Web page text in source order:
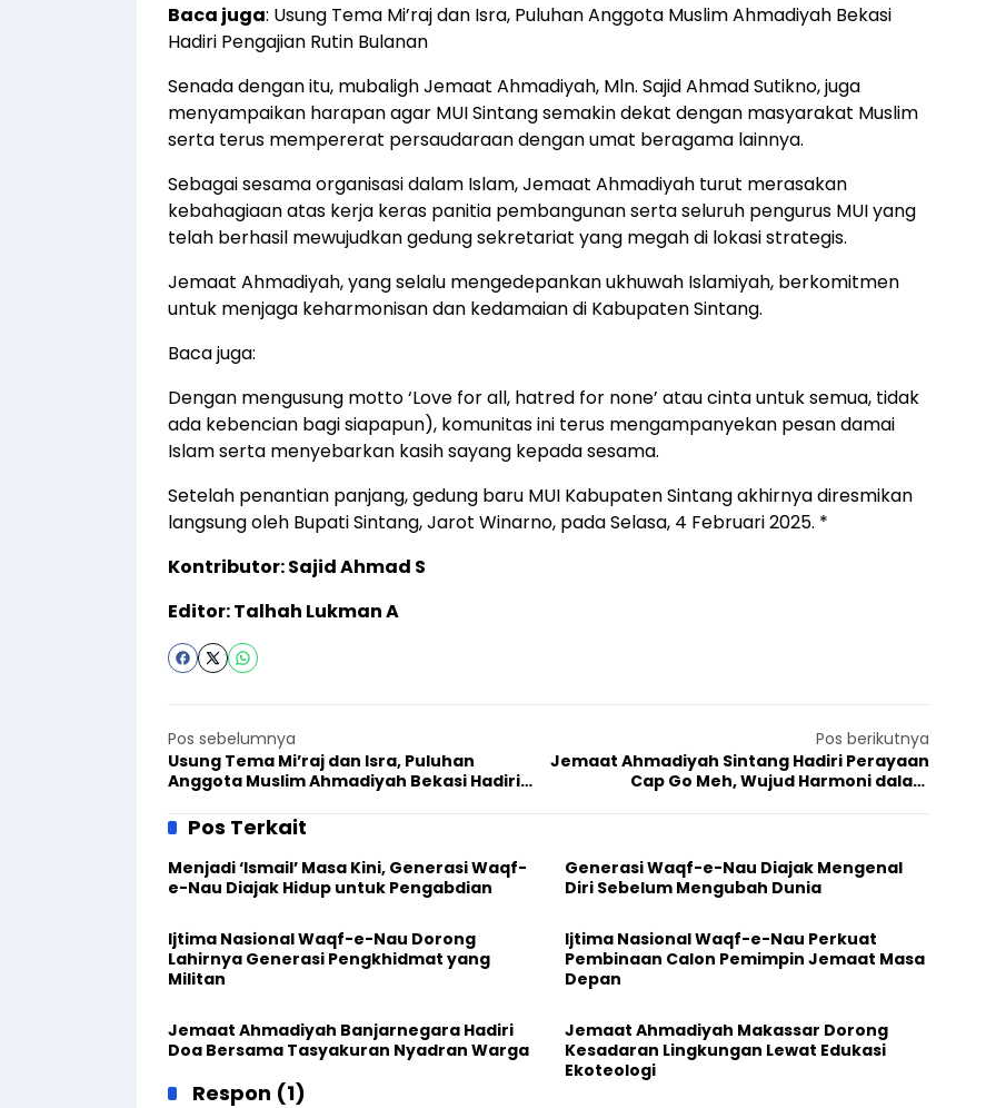
Baca juga: Usung Tema Mi’raj dan Isra, Puluhan Anggota Muslim Ahmadiyah Bekasi
Hadiri Pengajian Rutin Bulanan
Senada dengan itu, mubaligh Jemaat Ahmadiyah, Mln. Sajid Ahmad Sutikno, juga
menyampaikan harapan agar MUI Sintang semakin dekat dengan masyarakat Muslim
serta terus mempererat persaudaraan dengan umat beragama lainnya.
Sebagai sesama organisasi dalam Islam, Jemaat Ahmadiyah turut merasakan
kebahagiaan atas kerja keras panitia pembangunan serta seluruh pengurus MUI yang
telah berhasil mewujudkan gedung sekretariat yang megah di lokasi strategis.
Jemaat Ahmadiyah, yang selalu mengedepankan ukhuwah Islamiyah, berkomitmen
untuk menjaga keharmonisan dan kedamaian di Kabupaten Sintang.
Baca juga:
Dengan mengusung motto ‘Love for all, hatred for none’ atau cinta untuk semua, tidak
ada kebencian bagi siapapun), komunitas ini terus mengampanyekan pesan damai
Islam serta menyebarkan kasih sayang kepada sesama.
Setelah penantian panjang, gedung baru MUI Kabupaten Sintang akhirnya diresmikan
langsung oleh Bupati Sintang, Jarot Winarno, pada Selasa, 4 Februari 2025. *
Kontributor: Sajid Ahmad S
Editor: Talhah Lukman A
Pos sebelumnya
Usung Tema Mi’raj dan Isra, Puluhan
Anggota Muslim Ahmadiyah Bekasi Hadiri
Pos berikutnya
Jemaat Ahmadiyah Sintang Hadiri Perayaan
Cap Go Meh, Wujud Harmoni dalam
Pos Terkait
Menjadi ‘Ismail’ Masa Kini, Generasi Waqf-
e-Nau Diajak Hidup untuk Pengabdian
Generasi Waqf-e-Nau Diajak Mengenal
Diri Sebelum Mengubah Dunia
Ijtima Nasional Waqf-e-Nau Dorong
Lahirnya Generasi Pengkhidmat yang
Militan
Ijtima Nasional Waqf-e-Nau Perkuat
Pembinaan Calon Pemimpin Jemaat Masa
Depan
Jemaat Ahmadiyah Banjarnegara Hadiri
Doa Bersama Tasyakuran Nyadran Warga
Jemaat Ahmadiyah Makassar Dorong
Kesadaran Lingkungan Lewat Edukasi
Ekoteologi
Respon (1)